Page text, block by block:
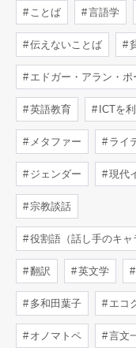
ことば 言語学
伝えないことば
エドガー・アラン・ポ
英語教育 ICTを
メタファー ライ
ジェンダー 現代
宗教談話
役割語（話し手のキャ
翻訳 英文学
多和田葉子 エコ
オノマトペ 言文